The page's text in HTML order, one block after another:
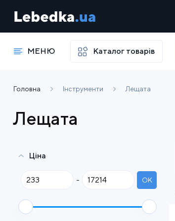
МЕНЮ Каталог товарів
Головна Інструменти Лещата
Лещата
Ціна
- OK